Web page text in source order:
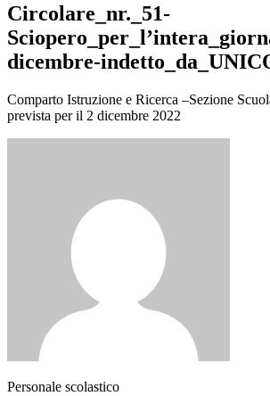
Circolare_nr._51-
dicembre-
Comparto Istruzione e Ricerca –Sezione
prevista per il 2 dicembre 2022
Personale scolastico